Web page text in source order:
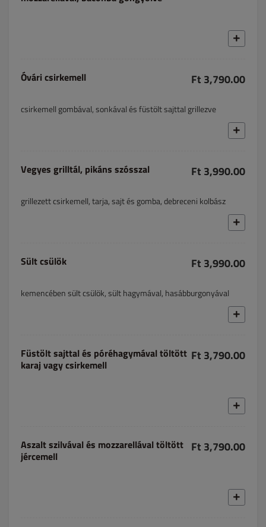
Óvári csirkemell Ft 3,790.00
csirkemell gombával, sonkával és füstölt sajttal grillezve
Vegyes grilltál, pikáns szósszal Ft 3,990.00
grillezett csirkemell, tarja, sajt és gomba, debreceni kolbász
Sült csülök Ft 3,990.00
kemencében sült csülök, sült hagymával, hasábburgonyával
Füstölt sajttal és póréhagymával töltött
karaj vagy csirkemell
Ft 3,790.00
Aszalt szilvával és mozzarellával töltött
jércemell
Ft 3,790.00